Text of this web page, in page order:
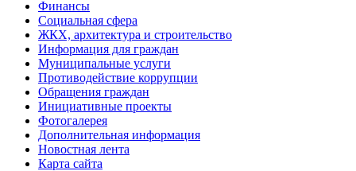
Финансы
Социальная сфера
ЖКХ, архитектура и строительство
Информация для граждан
Муниципальные услуги
Противодействие коррупции
Обращения граждан
Инициативные проекты
Фотогалерея
Дополнительная информация
Новостная лента
Карта сайта